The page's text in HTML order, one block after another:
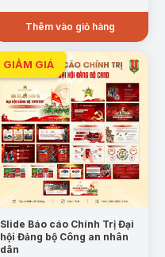
là:
75.000₫.
tại
64.800₫.
Thêm vào giỏ hàng
Slide Báo cáo Chính Trị Đại
hội Đảng bộ Công an nhân
dân